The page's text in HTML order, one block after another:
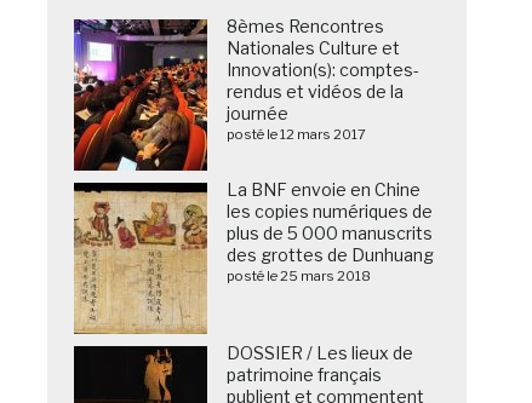
8èmes Rencontres
Nationales Culture et
Innovation(s): comptes-
rendus et vidéos de la
journée
posté le 12 mars 2017
La BNF envoie en Chine
les copies numériques de
plus de 5 000 manuscrits
des grottes de Dunhuang
posté le 25 mars 2018
DOSSIER / Les lieux de
patrimoine français
publient et commentent